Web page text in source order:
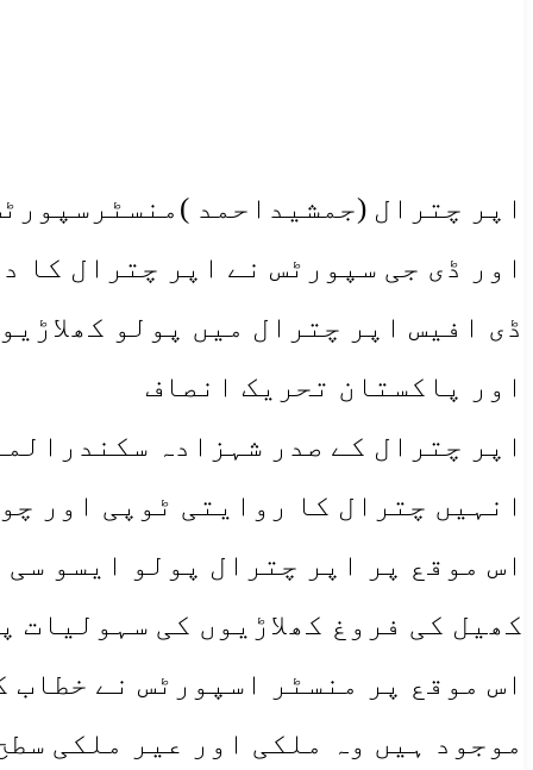
اپر چترال (جمشیداحمد
اور ڈی جی سپورٹس نے اپر چترال کا
ڈی افیس اپر چترال میں پولو
اور پاکستان تحریک انصاف
اپر چترال کے صدر شہزادہ
انہیں چترال کا روایتی ٹوپی اور
اس موقع پر اپر چترال پولو ایسو
کھیل کی فروغ کھلاڑیوں کی
اس موقع پر منسٹر اسپورٹس نے خطاب
موجود ہیں وہ ملکی اور عیر ملکی